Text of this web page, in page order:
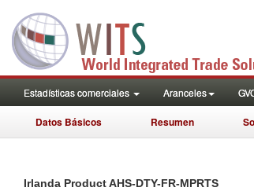
Estadísticas comerciales Aranceles
Datos Básicos Resumen
Irlanda Product AHS-DTY-FR-MPRTS